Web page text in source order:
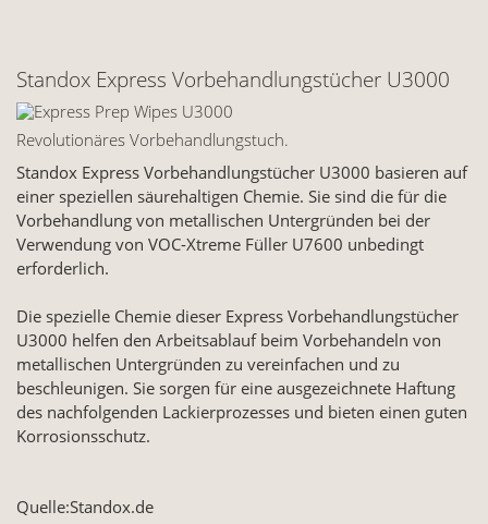
Standox Express Vorbehandlungstücher U3000
Revolutionäres Vorbehandlungstuch.
Standox Express Vorbehandlungstücher U3000 basieren auf
einer speziellen säurehaltigen Chemie. Sie sind die für die
Vorbehandlung von metallischen Untergründen bei der
Verwendung von VOC-Xtreme Füller U7600 unbedingt
erforderlich.
Die spezielle Chemie dieser Express Vorbehandlungstücher
U3000 helfen den Arbeitsablauf beim Vorbehandeln von
metallischen Untergründen zu vereinfachen und zu
beschleunigen. Sie sorgen für eine ausgezeichnete Haftung
des nachfolgenden Lackierprozesses und bieten einen guten
Korrosionsschutz.
Quelle:Standox.de